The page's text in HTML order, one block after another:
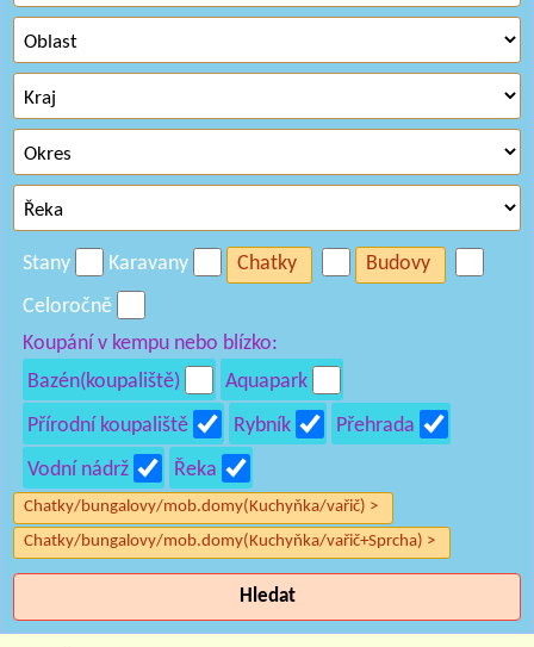
Stany Karavany Chatky
Budovy
Celoročně
Koupání v kempu nebo blízko:
Bazén(koupaliště)
Aquapark
Přírodní koupaliště
Rybník
Přehrada
Vodní nádrž
Řeka
Chatky/bungalovy/mob.domy(Kuchyňka/vařič) >
Chatky/bungalovy/mob.domy(Kuchyňka/vařič+Sprcha) >
Hledat